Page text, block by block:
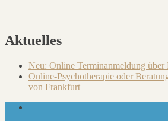
Aktuelles
Neu: Online Terminanmeldung über
Online-Psychotherapie oder
von Frankfurt